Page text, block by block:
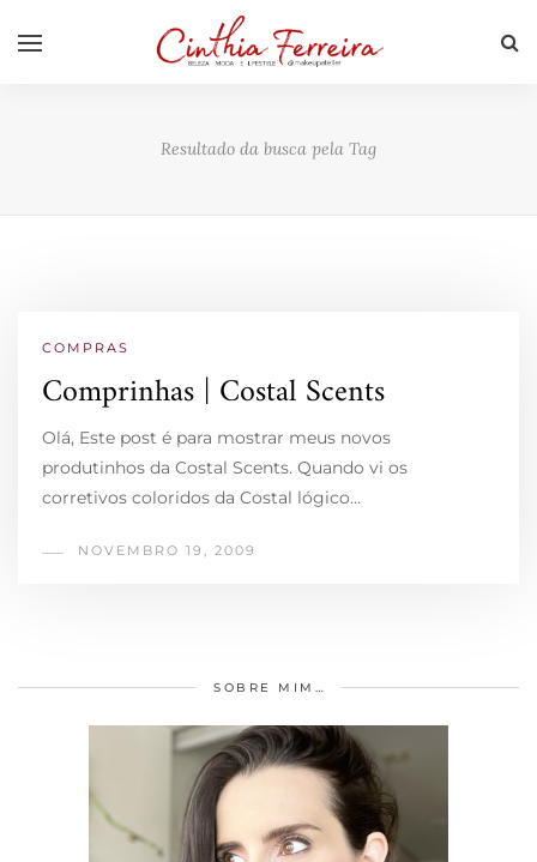
Resultado da busca pela Tag
COMPRAS
Comprinhas | Costal Scents
Olá, Este post é para mostrar meus novos
produtinhos da Costal Scents. Quando vi os
corretivos coloridos da Costal lógico…
NOVEMBRO 19, 2009
SOBRE MIM…